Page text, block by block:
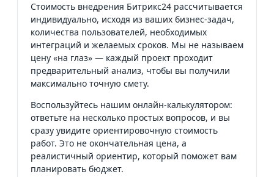
Стоимость внедрения Битрикс24 рассчитывается
индивидуально, исходя из ваших бизнес-задач,
количества пользователей, необходимых
интеграций и желаемых сроков. Мы не называем
цену «на глаз» — каждый проект проходит
предварительный анализ, чтобы вы получили
максимально точную смету.
Воспользуйтесь нашим онлайн-калькулятором:
ответьте на несколько простых вопросов, и вы
сразу увидите ориентировочную стоимость
работ. Это не окончательная цена, а
реалистичный ориентир, который поможет вам
планировать бюджет.